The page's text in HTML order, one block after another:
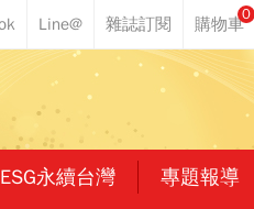
0
ESG永續台灣 專題報導